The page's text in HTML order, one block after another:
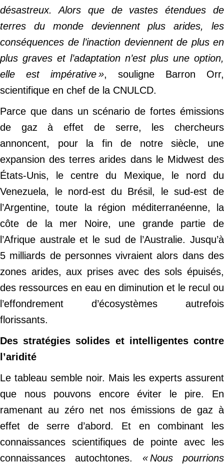
désastreux. Alors que de vastes étendues de
terres du monde deviennent plus arides, les
conséquences de l’inaction deviennent de plus en
plus graves et l’adaptation n’est plus une option,
elle est impérative », souligne Barron Orr,
scientifique en chef de la CNULCD.
Parce que dans un scénario de fortes émissions
de gaz à effet de serre, les chercheurs
annoncent, pour la fin de notre siècle, une
expansion des terres arides dans le Midwest des
États-Unis, le centre du Mexique, le nord du
Venezuela, le nord-est du Brésil, le sud-est de
l’Argentine, toute la région méditerranéenne, la
côte de la mer Noire, une grande partie de
l’Afrique australe et le sud de l’Australie. Jusqu’à
5 milliards de personnes vivraient alors dans des
zones arides, aux prises avec des sols épuisés,
des ressources en eau en diminution et le recul ou
l’effondrement d’écosystèmes autrefois
florissants.
Des stratégies solides et intelligentes contre
l’aridité
Le tableau semble noir. Mais les experts assurent
que nous pouvons encore éviter le pire. En
ramenant au zéro net nos émissions de gaz à
effet de serre d’abord. Et en combinant les
connaissances scientifiques de pointe avec les
connaissances autochtones. « Nous pourrions